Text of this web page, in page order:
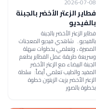
فطاير الزعتر الأخضر بالجبنة
بالفيديو
فطاير الزعتر الأخضر بالجبنة
بالفيديو.. شاهدي فيديو المعجنات
المميزة ، وتعلمي بخطوات سهلة
وسريعة طريقة عمل الفطاير بطعم
الجبنة البيضاء مع الزعتر الأخضر
المفيد والطيب تعلمي أيضاً: سلطة
الزعتر الأخضر بزيت الزيتون خطوة
بخطوة بالصور